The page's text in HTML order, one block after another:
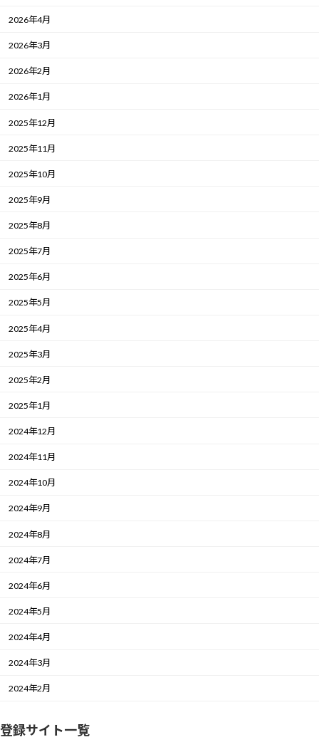
2026年4月
2026年3月
2026年2月
2026年1月
2025年12月
2025年11月
2025年10月
2025年9月
2025年8月
2025年7月
2025年6月
2025年5月
2025年4月
2025年3月
2025年2月
2025年1月
2024年12月
2024年11月
2024年10月
2024年9月
2024年8月
2024年7月
2024年6月
2024年5月
2024年4月
2024年3月
2024年2月
登録サイト一覧